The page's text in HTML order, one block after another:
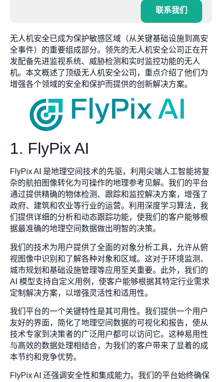
联系我们
无人机安全已成为保护敏感区域（从关键基础设施到高安
全事件）的重要组成部分。领先的无人机安全公司正在开
发配备先进监视系统、威胁检测和实时监控功能的无人
机。本文概述了顶级无人机安全公司，重点介绍了他们为
增强各个领域的安全和保护而提供的创新解决方案。
1. FlyPix AI
FlyPix AI 是地理空间技术的先驱，利用尖端人工智能将复
杂的航拍图像转化为可操作的地理参考见解。我们的平台
通过提供精确的物体检测、跟踪和监控解决方案，增强了
政府、建筑和农业等行业的运营。利用深度学习算法，我
们提供详细的分析和动态跟踪功能，使我们的客户能够根
据最准确的地理空间数据做出明智的决策。
我们的技术为用户提供了全面的对象分析工具，允许从俯
视图像中识别和了解各种对象和区域。这对于环境监测、
城市规划和基础设施管理等应用至关重要。此外，我们的
AI 模型支持自定义用例，使客户能够根据其特定行业需求
定制解决方案，以增强灵活性和适用性。
我们平台的一个关键特性是其可用性。我们提供一个用户
友好的界面，简化了地理空间数据的可视化和报告，使从
技术专家到决策者的广泛用户都可以访问它。这种易用性
与高效的数据处理相结合，为我们的客户带来了显着的成
本节约和竞争优势。
FlyPix AI 还强调安全性和集成能力。我们的平台始终确保